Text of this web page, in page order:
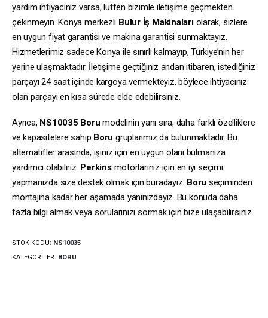
yardım ihtiyacınız varsa, lütfen bizimle iletişime geçmekten
çekinmeyin. Konya merkezli Bulur İş Makinalarıolarak, sizlere
en uygun fiyat garantisi ve makina garantisi sunmaktayız.
Hizmetlerimiz sadece Konya ile sınırlı kalmayıp, Türkiye’nin her
yerine ulaşmaktadır. İletişime geçtiğiniz andan itibaren, istediğiniz
parçayı 24 saat içinde kargoya vermekteyiz, böylece ihtiyacınız
olan parçayı en kısa sürede elde edebilirsiniz.
Ayrıca, NS10035 Boru modelinin yanı sıra, daha farklı özelliklere
ve kapasitelere sahip Boru gruplarımız da bulunmaktadır. Bu
alternatifler arasında, işiniz için en uygun olanı bulmanıza
yardımcı olabiliriz. Perkinsmotorlarınız için en iyi seçimi
yapmanızda size destek olmak için buradayız. Boru seçiminden
montajına kadar her aşamada yanınızdayız. Bu konuda daha
fazla bilgi almak veya sorularınızı sormak için bize ulaşabilirsiniz.
STOK KODU: NS10035
KATEGORILER: BORU